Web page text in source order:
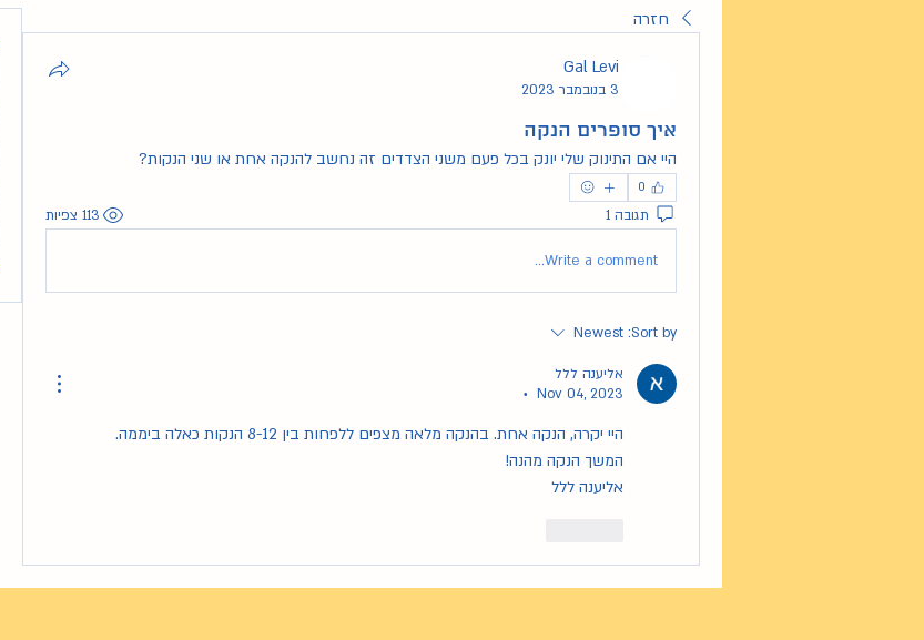
חזרה
Gal Levi
3 בנובמבר 2023
איך סופרים הנקה
היי אם התינוק שלי יונק בכל פעם משני הצדדים זה נחשב להנקה אחת או שני הנקות?
0
תגובה 1 113 צפיות
Write a comment...
Sort by:
Newest
אליענה ללל
Nov 04, 2023
•
היי יקרה, הנקה אחת. בהנקה מלאה מצפים ללפחות בין 8-12 הנקות כאלה ביממה.
המשך הנקה מהנה!
אליענה ללל